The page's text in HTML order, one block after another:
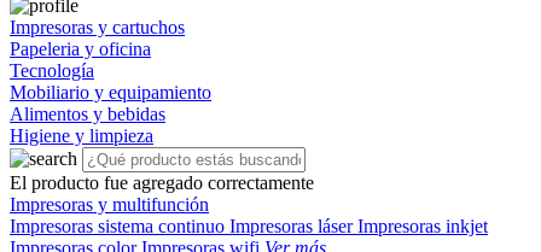
Impresoras y cartuchos
Papeleria y oficina
Tecnología
Mobiliario y equipamiento
Alimentos y bebidas
Higiene y limpieza
El producto fue agregado correctamente
Impresoras y multifunción
Impresoras sistema continuo Impresoras láserImpresoras inkjet
Impresoras colorImpresoras wifi Ver más